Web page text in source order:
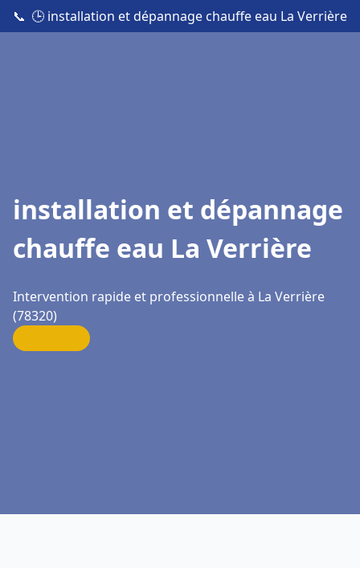
📞 🕒 installation et dépannage chauffe eau La Verrière
installation et dépannage
chauffe eau La Verrière
Intervention rapide et professionnelle à La Verrière
(78320)